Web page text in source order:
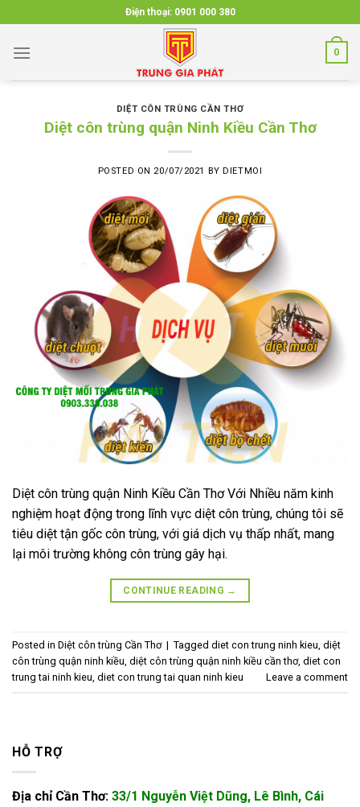
to
content
Điện thoại: 0901 000 380
0
DIỆT CÔN TRÙNG CẦN THƠ
Diệt côn trùng quận Ninh Kiều Cần Thơ
POSTED ON 20/07/2021 BYDIETMOI
Diệt côn trùng quận Ninh Kiều Cần Thơ Với Nhiều năm kinh
nghiệm hoạt động trong lĩnh vực diệt côn trùng, chúng tôi sẽ
tiêu diệt tận gốc côn trùng, với giá dịch vụ thấp nhất, mang
lại môi trường không côn trùng gây hại.
CONTINUE READING →
Posted in Diệt côn trùng Cần Thơ | Tagged diet con trung ninh kieu, diệt
côn trùng quận ninh kiều, diệt côn trùng quận ninh kiều cần thơ, diet con
trung tai ninh kieu, diet con trung tai quan ninh kieu Leave a comment
HỖ TRỢ
Địa chỉ Cần Thơ: 33/1 Nguyễn Việt Dũng, Lê Bình, Cái